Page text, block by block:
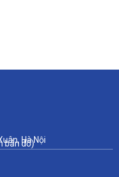
Hà Nội
bản đồ)